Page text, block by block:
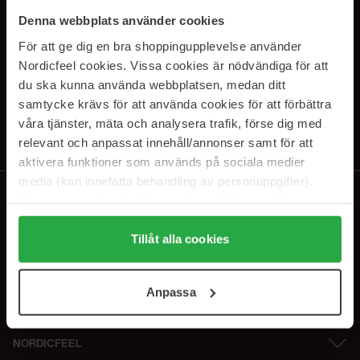
Denna webbplats använder cookies
För att ge dig en bra shoppingupplevelse använder
Nordicfeel cookies. Vissa cookies är nödvändiga för att
du ska kunna använda webbplatsen, medan ditt
samtycke krävs för att använda cookies för att förbättra
våra tjänster, mäta och analysera trafik, förse dig med
relevant och anpassat innehåll/annonser samt för att
aktivera funktioner som används på sociala medier
media (kan innefatta behandling av personuppgifter).
Genom att trycka på "Tillåt alla cookies" accepterar du
alla cookies, medan du under "Detaljer" kan anpassa
användningen av cookies. Du kan när som helst återkalla
samt vår Integritetspolicy.
Tillåt alla cookies
Anpassa
PRENUMERERA PÅ VÅRA
NYHETSBREV
E-postadress
Genom att prenumerera accepterar du vårIntegritetspolicy.
NORDICFEEL